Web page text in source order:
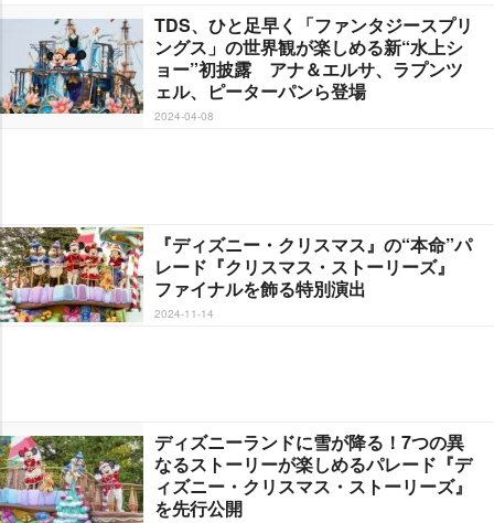
TDS、ひと足早く「ファンタジースプリ
ングス」の世界観が楽しめる新“水上シ
ョー”初披露 アナ＆エルサ、ラプンツ
ェル、ピーターパンら登場
2024-04-08
『ディズニー・クリスマス』の“本命”パ
レード『クリスマス・ストーリーズ』
ファイナルを飾る特別演出
2024-11-14
ディズニーランドに雪が降る！7つの異
なるストーリーが楽しめるパレード『デ
ィズニー・クリスマス・ストーリーズ』
を先行公開